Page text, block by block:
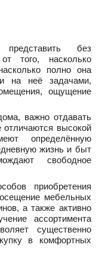
без
того, насколько
полно она
на неё задачами,
ощущение
важно отдавать
отличаются высокой
определённую
жизнь и быт
свободное
приобретения
мебельных
а также активно
ассортимента
существенно
в комфортных